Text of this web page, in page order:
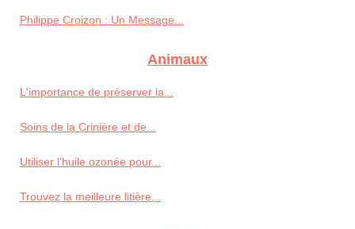
Philippe Croizon : Un Message...
Animaux
L'importance de préserver la...
Soins de la Crinière et de...
Utiliser l'huile ozonée pour...
Trouvez la meilleure litière...